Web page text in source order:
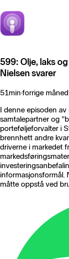
599: Olje, laks
Nielsen svarer
51min·forrige måned
I denne episoden
samtalepartner og
porteføljeforvalter i
brennhett andre
driverne i markedet
informasjonsformål.
måtte oppstå ved